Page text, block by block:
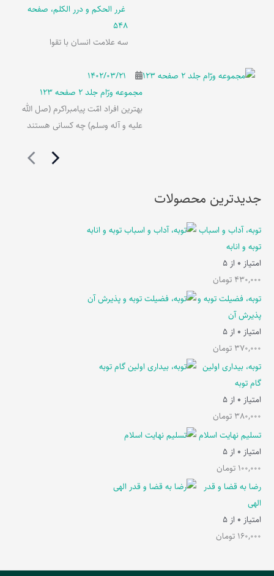
غرر الحکم و درر الکلم، صفحه
548
سه علامت انسان با تقوا
۱۴۰۲/۰۳/۲۱
مجموعه ورّام جلد 2 صفحه 123
بهترین افراد امّت پیامبراکرم (صل الله
علیه و آله وسلم) چه کسانی هستند
جدیدترین محصولات
توبه، آداب و اسباب
توبه و انابه
امتیاز 0 از 5
430,000 تومان
توبه، فضیلت توبه و
پذیرش آن
امتیاز 0 از 5
370,000 تومان
توبه، بیداری اولین
گام توبه
امتیاز 0 از 5
380,000 تومان
تسلیم نهایت اسلام
امتیاز 0 از 5
100,000 تومان
رضا به قضا و قدر
الهی
امتیاز 0 از 5
160,000 تومان